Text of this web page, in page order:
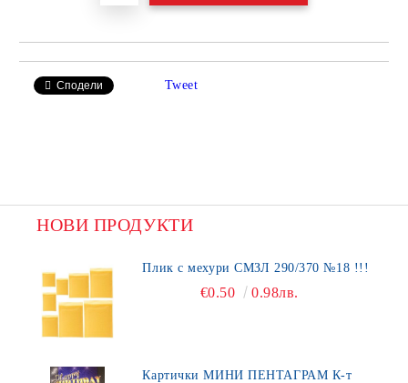
Сподели Tweet
НОВИ ПРОДУКТИ
Плик с мехури СМЗЛ 290/370 №18 !!!
€0.50 0.98лв.
Картички МИНИ ПЕНТАГРАМ К-т